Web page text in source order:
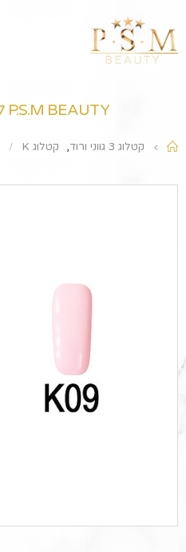
P.S.M BEAUTY לק ג’ל גוון – K09
קטלוג 3 גווני ורוד , קטלוג K